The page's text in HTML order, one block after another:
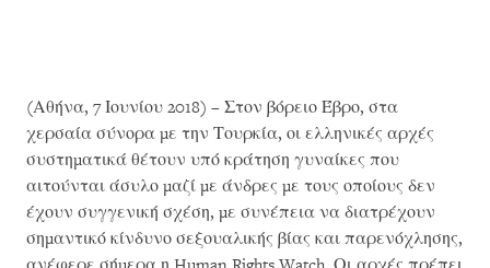
(Αθήνα, 7 Ιουνίου 2018) – Στον βόρειο Έβρο, στα
χερσαία σύνορα με την Τουρκία, οι ελληνικές αρχές
συστηματικά θέτουν υπό κράτηση γυναίκες που
αιτούνται άσυλο μαζί με άνδρες με τους οποίους δεν
έχουν συγγενική σχέση, με συνέπεια να διατρέχουν
σημαντικό κίνδυνο σεξουαλικής βίας και παρενόχλησης,